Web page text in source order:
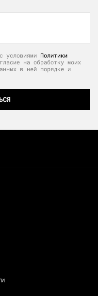
условиями Политики
на обработку моих
в ней порядке и